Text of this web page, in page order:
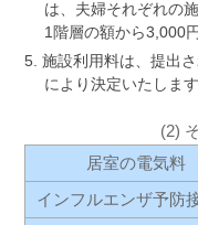
は、夫婦それぞれの
1階層の額から3,000
施設利用料は、提出
により決定いたします
(2)
居室の電気料
インフルエンザ予防